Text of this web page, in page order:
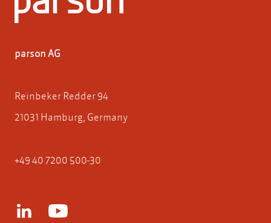
parson AG
Reinbeker Redder 94
21031 Hamburg, Germany
+49 40 7200 500-30